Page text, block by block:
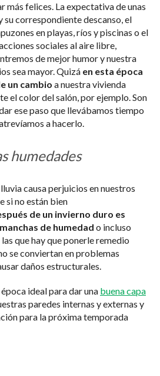
más felices. La expectativa de unas
su correspondiente descanso, el
en playas, ríos y piscinas o el
sociales al aire libre,
de mejor humor y nuestra
sea mayor. Quizá en esta época
un cambio a nuestra vivienda
el color del salón, por ejemplo. Son
ese paso que llevábamos tiempo
a hacerlo.
humedades
causa perjuicios en nuestros
si no están bien
de un invierno duro es
de humedad o incluso
que hay que ponerle remedio
se conviertan en problemas
daños estructurales.
ideal para dar una buena capa
paredes internas y externas y
para la próxima temporada